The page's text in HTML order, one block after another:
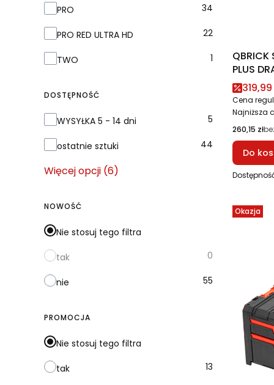
Kolekcja
PRO 34
PRO RED ULTRA HD 22
TWO 1
DOSTĘPNOŚĆ
Dostępność
WYSYŁKA 5 - 14 dni 5
ostatnie sztuki 44
Więcej opcji (6)
NOWOŚĆ
Nie stosuj tego filtra
tak 0
nie 55
PROMOCJA
Nie stosuj tego filtra
tak 13
QBRICK
PLUS
Cena
319,99
Cena
Najniższa
Cena
260,15 zł
Do
Okazja